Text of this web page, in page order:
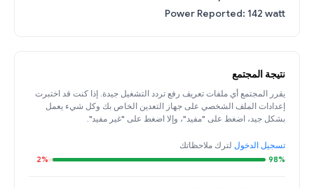
Power Reported: 142 watt
نتيجة المجتمع
يقرر المجتمع أي ملفات تعريف رفع تردد التشغيل جيدة. إذا كنت قد اختبرت
إعدادات الملف الشخصي على جهاز التعدين الخاص بك وكل شيء يعمل
بشكل جيد، اضغط على "مفيد"، وإلا اضغط على "غير مفيد".
تسجيل الدخول لترك ملاحظاتك
98%
2%